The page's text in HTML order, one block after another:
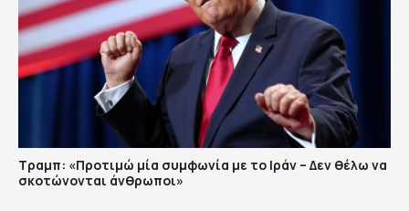
Τραμπ: «Προτιμώ μία συμφωνία με το Ιράν – Δεν θέλω να
σκοτώνονται άνθρωποι»